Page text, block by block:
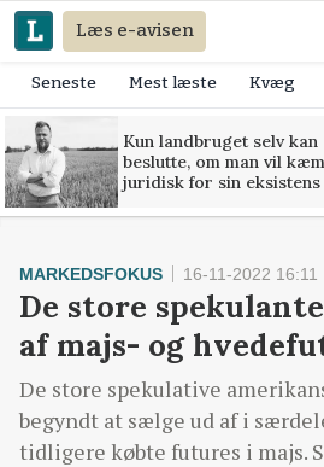
Læs e-avisen
Seneste Mest læste Kvæg
Kun landbruget selv kan
beslutte, om man vil
juridisk for sin eksistens
MARKEDSFOKUS 16-11-2022 16:11
De store
af majs- og
De store spekulative
begyndt at sælge ud af i
tidligere købte futures i majs.